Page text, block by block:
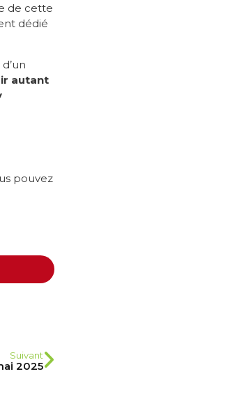
de cette
dédié
autant
pouvez
Suivant
2025